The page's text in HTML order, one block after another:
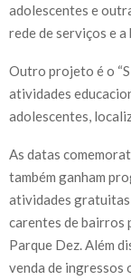
adolescentes e
rede de serviços e
Outro projeto é o
atividades
adolescentes,
As datas
também ganham
atividades gratuitas
carentes de bairros
Parque Dez. Além
venda de ingressos